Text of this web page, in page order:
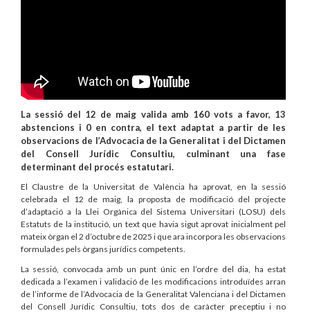
La sessió del 12 de maig valida amb 160 vots a favor, 13
abstencions i 0 en contra, el text adaptat a partir de les
observacions de l’Advocacia de la Generalitat i del Dictamen
del Consell Jurídic Consultiu, culminant una fase
determinant del procés estatutari.
El Claustre de la Universitat de València ha aprovat, en la sessió
celebrada el 12 de maig, la proposta de modificació del projecte
d’adaptació a la Llei Orgànica del Sistema Universitari (LOSU) dels
Estatuts de la institució, un text que havia sigut aprovat inicialment pel
mateix òrgan el 2 d’octubre de 2025 i que ara incorpora les observacions
formulades pels òrgans jurídics competents.
La sessió, convocada amb un punt únic en l’ordre del dia, ha estat
dedicada a l’examen i validació de les modificacions introduïdes arran
de l’informe de l’Advocacia de la Generalitat Valenciana i del Dictamen
del Consell Jurídic Consultiu, tots dos de caràcter preceptiu i no